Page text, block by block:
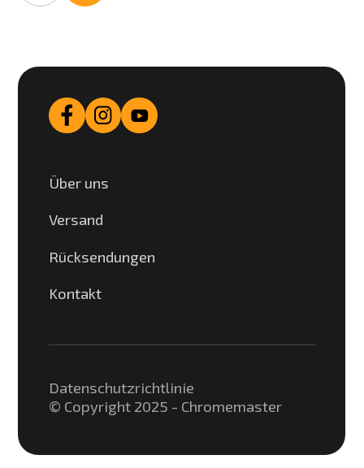
Über uns
Versand
Rücksendungen
Kontakt
© Copyright 2025 - Chromemaster
Datenschutzrichtlinie